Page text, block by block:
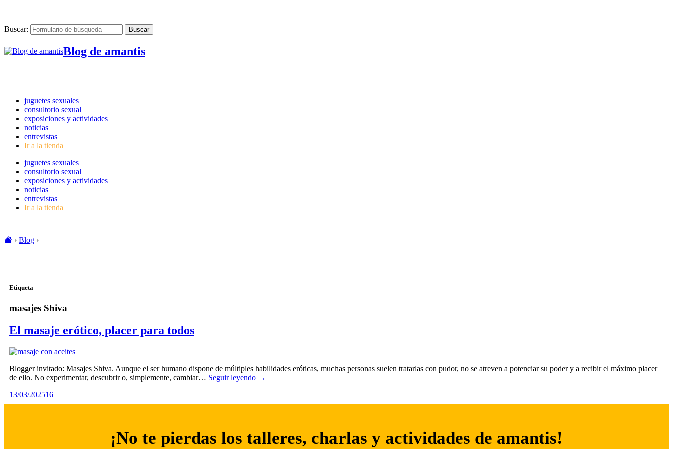
Buscar:
Blog de amantis
juguetes sexuales
consultorio sexual
exposiciones y actividades
noticias
entrevistas
Ir a la tienda
juguetes sexuales
consultorio sexual
exposiciones y actividades
noticias
entrevistas
Ir a la tienda
› Blog ›
Etiqueta
masajes Shiva
El masaje erótico, placer para todos
Blogger invitado: Masajes Shiva. Aunque el ser humano dispone de múltiples habilidades eróticas, muchas personas suelen tratarlas con pudor, no se atreven a potenciar su poder y a recibir el máximo placer
de ello. No experimentar, descubrir o, simplemente, cambiar… Seguir leyendo →
13/03/202516
¡No te pierdas los talleres, charlas y actividades de amantis!